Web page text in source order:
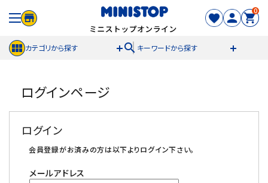
0
カテゴリから探す search キーワードから探す
meeting_room ログイン person 新規登録
セール商品
カテゴリから探す
ログインページ
ログイン
会員登録がお済みの方は以下よりログイン下さい。
メールアドレス